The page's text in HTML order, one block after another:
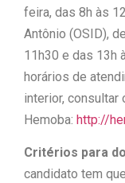
feira, das 8h às
Antônio (OSID),
11h30 e das 13h
horários de
interior, consultar
Hemoba: http://
Critérios para
candidato tem